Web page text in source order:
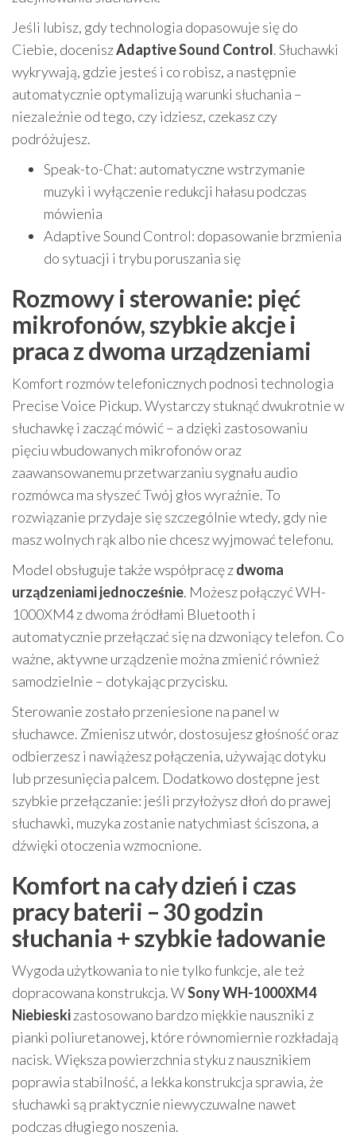
Jeśli lubisz, gdy technologia dopasowuje się do
Ciebie, doceniszAdaptive Sound Control. Słuchawki
wykrywają, gdzie jesteś i co robisz, a następnie
automatycznie optymalizują warunki słuchania –
niezależnie od tego, czy idziesz, czekasz czy
podróżujesz.
Speak-to-Chat: automatyczne wstrzymanie
muzyki i wyłączenie redukcji hałasu podczas
mówienia
Adaptive Sound Control: dopasowanie brzmienia
do sytuacji i trybu poruszania się
Rozmowy i sterowanie: pięć
mikrofonów, szybkie akcje i
praca z dwoma urządzeniami
Komfort rozmów telefonicznych podnosi technologia
Precise Voice Pickup. Wystarczy stuknąć dwukrotnie w
słuchawkę i zacząć mówić – a dzięki zastosowaniu
pięciu wbudowanych mikrofonów oraz
zaawansowanemu przetwarzaniu sygnału audio
rozmówca ma słyszeć Twój głos wyraźnie. To
rozwiązanie przydaje się szczególnie wtedy, gdy nie
masz wolnych rąk albo nie chcesz wyjmować telefonu.
Model obsługuje także współpracę zdwoma
urządzeniami jednocześnie. Możesz połączyć WH-
1000XM4 z dwoma źródłami Bluetooth i
automatycznie przełączać się na dzwoniący telefon. Co
ważne, aktywne urządzenie można zmienić również
samodzielnie – dotykając przycisku.
Sterowanie zostało przeniesione na panel w
słuchawce. Zmienisz utwór, dostosujesz głośność oraz
odbierzesz i nawiążesz połączenia, używając dotyku
lub przesunięcia palcem. Dodatkowo dostępne jest
szybkie przełączanie: jeśli przyłożysz dłoń do prawej
słuchawki, muzyka zostanie natychmiast ściszona, a
dźwięki otoczenia wzmocnione.
Komfort na cały dzień i czas
pracy baterii – 30 godzin
słuchania + szybkie ładowanie
Wygoda użytkowania to nie tylko funkcje, ale też
dopracowana konstrukcja. WSony WH-1000XM4
Niebieskizastosowano bardzo miękkie nauszniki z
pianki poliuretanowej, które równomiernie rozkładają
nacisk. Większa powierzchnia styku z nausznikiem
poprawia stabilność, a lekka konstrukcja sprawia, że
słuchawki są praktycznie niewyczuwalne nawet
podczas długiego noszenia.